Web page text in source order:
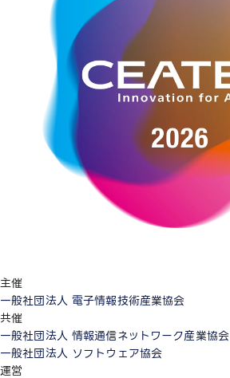
主催
一般社団法人 電子情報技術産業協会
共催
一般社団法人 情報通信ネットワーク産業協会
一般社団法人 ソフトウェア協会
運営